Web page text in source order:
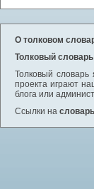
О толковом
Толковый
Толковый словарь
проекта играют
блога или
Ссылки на